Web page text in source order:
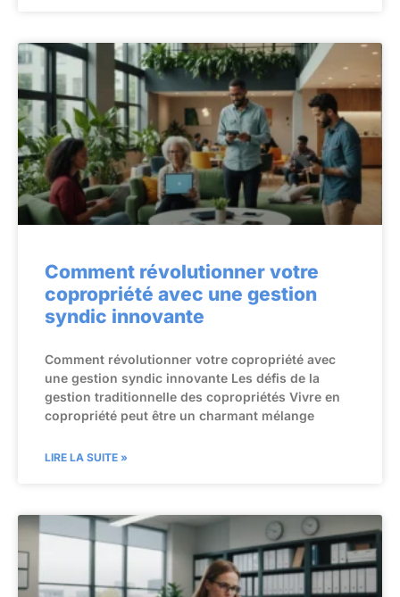
Comment révolutionner votre
copropriété avec une gestion
syndic innovante
Comment révolutionner votre copropriété avec
une gestion syndic innovante Les défis de la
gestion traditionnelle des copropriétés Vivre en
copropriété peut être un charmant mélange
LIRE LA SUITE »